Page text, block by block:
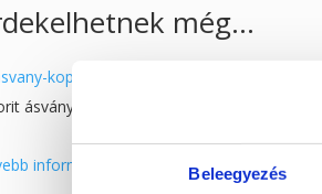
Beleegyezés
még…
ásvány koponya
információ